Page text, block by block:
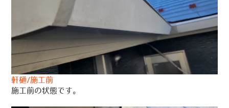
軒樋/施工前
施工前の状態です。